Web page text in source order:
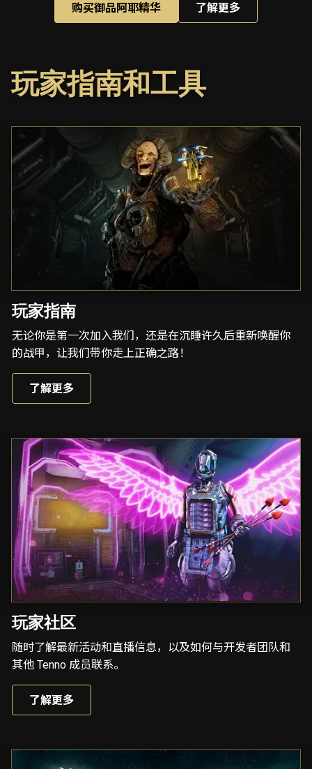
购买御品阿耶精华 了解更多
玩家指南和工具
玩家指南
无论你是第一次加入我们，还是在沉睡许久后重新唤醒你
的战甲，让我们带你走上正确之路！
了解更多
玩家社区
随时了解最新活动和直播信息，以及如何与开发者团队和
其他 Tenno 成员联系。
了解更多